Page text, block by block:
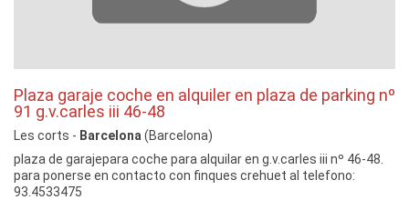
Plaza garaje coche en alquiler en plaza de parking nº
91 g.v.carles iii 46-48
Les corts - Barcelona (Barcelona)
plaza de garajepara coche para alquilar en g.v.carles iii nº 46-48.
para ponerse en contacto con finques crehuet al telefono:
93.4533475